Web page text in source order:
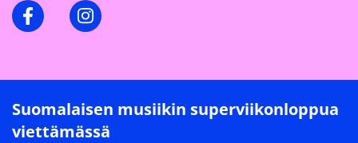
FacebookInstagram
Suomalaisen musiikin superviikonloppua
viettämässä